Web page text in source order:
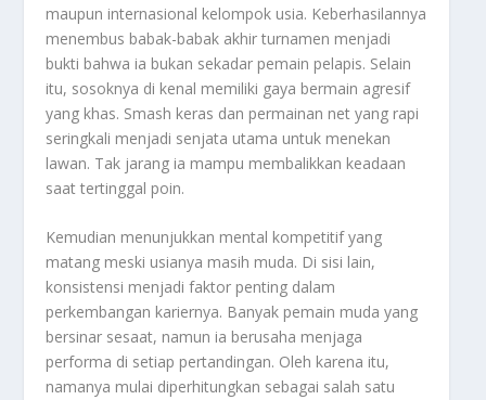
maupun internasional kelompok usia. Keberhasilannya
menembus babak-babak akhir turnamen menjadi
bukti bahwa ia bukan sekadar pemain pelapis. Selain
itu, sosoknya di kenal memiliki gaya bermain agresif
yang khas. Smash keras dan permainan net yang rapi
seringkali menjadi senjata utama untuk menekan
lawan. Tak jarang ia mampu membalikkan keadaan
saat tertinggal poin.
Kemudian menunjukkan mental kompetitif yang
matang meski usianya masih muda. Di sisi lain,
konsistensi menjadi faktor penting dalam
perkembangan kariernya. Banyak pemain muda yang
bersinar sesaat, namun ia berusaha menjaga
performa di setiap pertandingan. Oleh karena itu,
namanya mulai diperhitungkan sebagai salah satu